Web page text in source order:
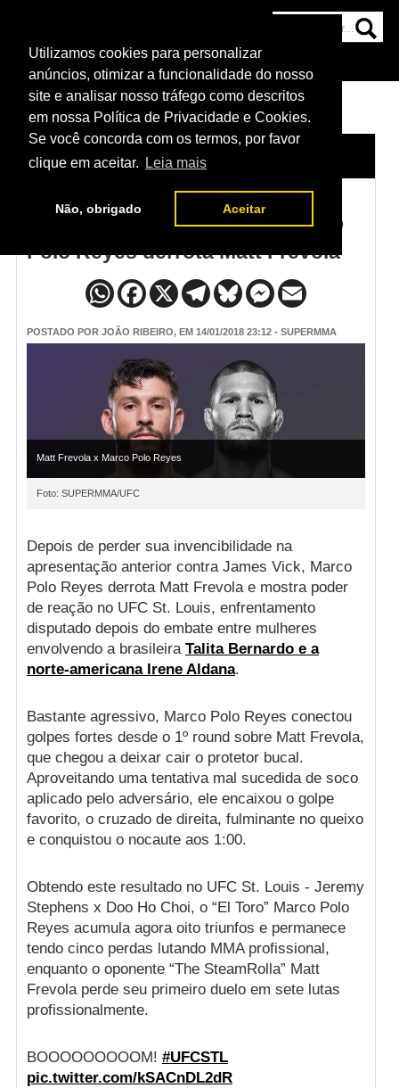
Utilizamos cookies para personalizar
anúncios, otimizar a funcionalidade do nosso
site e analisar nosso tráfego como descritos
em nossa Política de Privacidade e Cookies.
Se você concorda com os termos, por favor
clique em aceitar.
Leia mais
Não, obrigado Aceitar
NOTÍCIAS
HOME NOTÍCIAS
Resultado UFC St. Louis - Marco
Polo Reyes derrota Matt Frevola
POSTADO POR JOÃO RIBEIRO, EM 14/01/2018 23:12 - SUPERMMA
Matt Frevola x Marco Polo Reyes
Foto: SUPERMMA/UFC
Depois de perder sua invencibilidade na
apresentação anterior contra James Vick, Marco
Polo Reyes derrota Matt Frevola e mostra poder
de reação no UFC St. Louis, enfrentamento
disputado depois do embate entre mulheres
envolvendo a brasileira Talita Bernardo e a
norte-americana Irene Aldana.
Bastante agressivo, Marco Polo Reyes conectou
golpes fortes desde o 1º round sobre Matt Frevola,
que chegou a deixar cair o protetor bucal.
Aproveitando uma tentativa mal sucedida de soco
aplicado pelo adversário, ele encaixou o golpe
favorito, o cruzado de direita, fulminante no queixo
e conquistou o nocaute aos 1:00.
Obtendo este resultado no UFC St. Louis - Jeremy
Stephens x Doo Ho Choi, o “El Toro” Marco Polo
Reyes acumula agora oito triunfos e permanece
tendo cinco perdas lutando MMA profissional,
enquanto o oponente “The SteamRolla” Matt
Frevola perde seu primeiro duelo em sete lutas
profissionalmente.
BOOOOOOOOOM! #UFCSTL
pic.twitter.com/kSACnDL2dR